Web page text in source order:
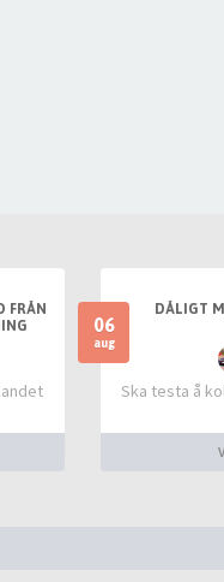
FRÅN
06
aug
DÅLIGT
Ska testa å